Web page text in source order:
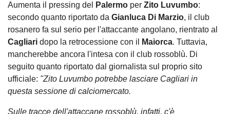
Aumenta il pressing del Palermo per Zito Luvumbo:
secondo quanto riportato da Gianluca Di Marzio, il club
rosanero fa sul serio per l'attaccante angolano, rientrato al
Cagliari dopo la retrocessione con il Maiorca. Tuttavia,
mancherebbe ancora l'intesa con il club rossoblù. Di
seguito quanto riportato dal giornalista sul proprio sito
ufficiale: "Zito Luvumbo potrebbe lasciare Cagliari in
questa sessione di calciomercato.
Sulle tracce dell'attaccane rossoblù, infatti, c'è